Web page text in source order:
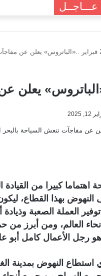
عـــاجــل
الأحمر
2025
كبيرا من القيادة
بهذا القطاع،
توفير العملة الصعبة
العالم، ومن أبرز
هو رجل الأعمال كامل أبو
استطاع النهوض بمدينة